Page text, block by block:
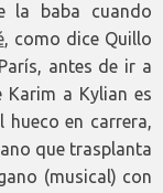
la baba cuando
, como dice Quillo
antes de ir a
Karim a Kylian es
hueco en carrera,
que trasplanta
(musical) con